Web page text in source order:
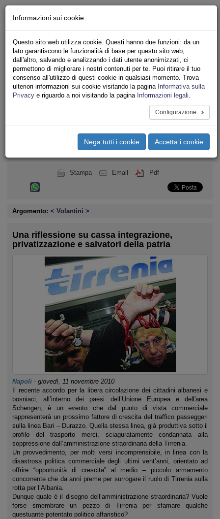
Iscriviti
Ricerca
Area Stampa
Privacy
TRASPORTI
navigation
Toggle
Stampa Email Pdf
Argomento: < Volantini >
Una riflessione su cassa integrazione,
privatizzazione e salvatori della patria
Napoli - giovedì, 11 novembre 2010
Il recente accordo per la libera circolazione dei cittadini albanesi e
bosniaci, all’interno dei paesi dell’Unione Europea e dell'area
Schengen, è un evento che dal punto di vista commerciale
rappresenterà un prossimo fattore di crescita del traffico passeggeri
sulla linea Bari – Durazzo. Quella stessa linea, già produttiva sotto il
profilo del trasporto merci, sciaguratamente condannata alla
soppressione dall’amministrazione straordinaria della Tirrenia.
Un provvedimento, per molti versi incomprensibile, in linea con la
disastrosa politica commerciale degli ultimi vent’anni, orientato ad
offrire “opportunità di crescita” al medio – piccolo armamento
concorrente che da anni preme per surrogare il ruolo di Tirrenia sulla
rotta per l’Albania.
Dunque quale è il disegno dell’amministrazione straordinaria? Vuole
forse smembrare un pezzo di Tirrenia per sfamare qualche
questuante potentato politico affaristico?
Informazioni sui cookie
Questo sito web utilizza cookie. Questi hanno due funzioni: da un
lato garantiscono le funzionalità di base per questo sito web,
dall'altro, salvando e analizzando i dati utente anonimizzati, ci
permettono di migliorare i nostri contenuti per te. Puoi ritirare il tuo
consenso all'utilizzo di questi cookie in qualsiasi momento. Trova
ulteriori informazioni sui cookie visitando la pagina Informativa sulla
Privacy e riguardo a noi visitando la pagina Informazioni legali.
Configurazione
Nega tutti i cookie Accetta i cookie